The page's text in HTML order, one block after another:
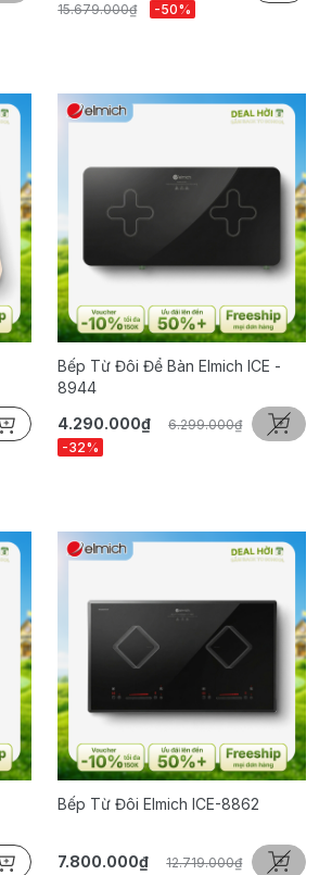
15.679.000₫ -50%
Bếp Từ Đôi Để Bàn Elmich ICE -
8944
4.290.000₫
6.299.000₫
-32%
Bếp Từ Đôi Elmich ICE-8862
7.800.000₫
12.719.000₫